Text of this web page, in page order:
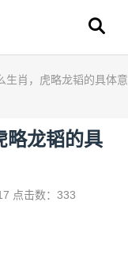
生肖，虎略龙韬的具体意
略龙韬的具
点击数：333